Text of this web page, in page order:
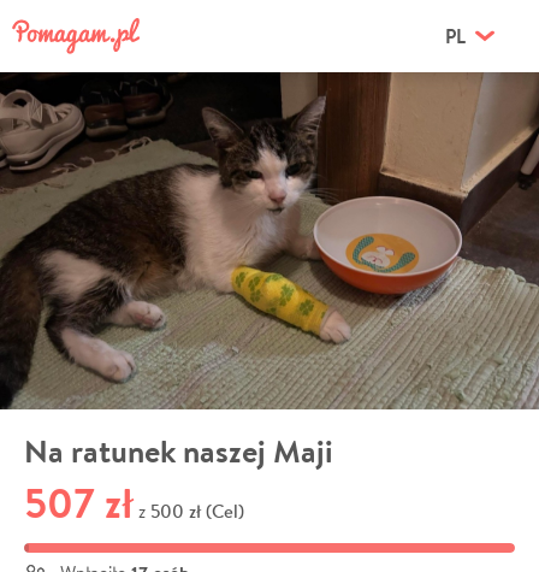
PL
Na ratunek naszej Maji
507 zł z 500 zł (Cel)